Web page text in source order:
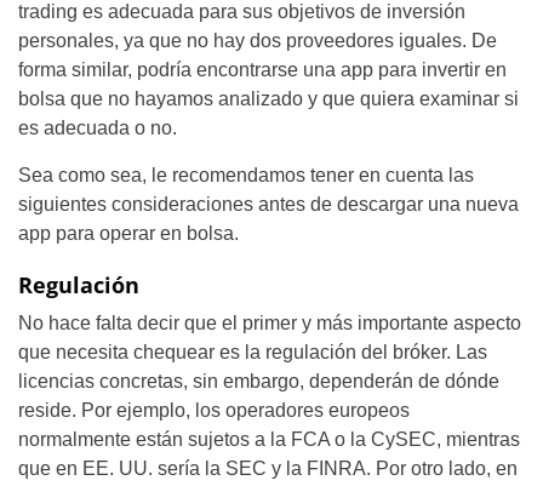
trading es adecuada para sus objetivos de inversión
personales, ya que no hay dos proveedores iguales. De
forma similar, podría encontrarse una app para invertir en
bolsa que no hayamos analizado y que quiera examinar si
es adecuada o no.
Sea como sea, le recomendamos tener en cuenta las
siguientes consideraciones antes de descargar una nueva
app para operar en bolsa.
Regulación
No hace falta decir que el primer y más importante aspecto
que necesita chequear es la regulación del bróker. Las
licencias concretas, sin embargo, dependerán de dónde
reside. Por ejemplo, los operadores europeos
normalmente están sujetos a la FCA o la CySEC, mientras
que en EE. UU. sería la SEC y la FINRA. Por otro lado, en